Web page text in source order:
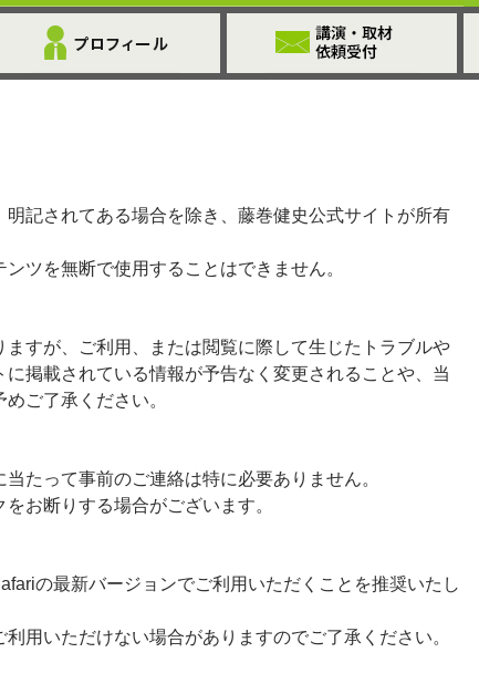
記されてある場合を除き、藤巻健史公式サイトが所有
ツを無断で使用することはできません。
すが、ご利用、または閲覧に際して生じたトラブルや
掲載されている情報が予告なく変更されることや、当
ご了承ください。
たって事前のご連絡は特に必要ありません。
お断りする場合がございます。
の最新バージョンでご利用いただくことを推奨いたし
用いただけない場合がありますのでご了承ください。